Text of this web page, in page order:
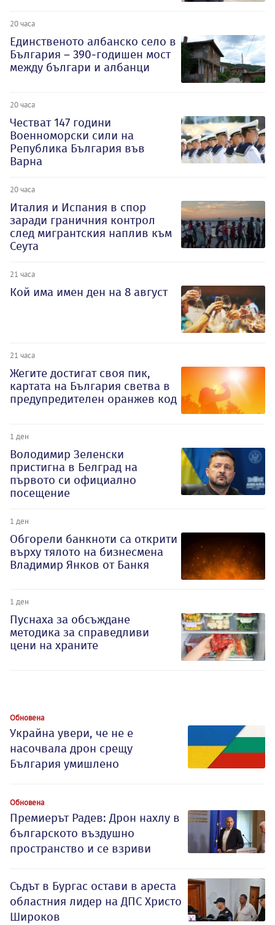
20 часа
Единственото албанско село в
България – 390-годишен мост
между българи и албанци
20 часа
Честват 147 години
Военноморски сили на
Република България във
Варна
20 часа
Италия и Испания в спор
заради граничния контрол
след мигрантския наплив към
Сеута
21 часа
Кой има имен ден на 8 август
21 часа
Жегите достигат своя пик,
картата на България светва в
предупредителен оранжев код
1 ден
Володимир Зеленски
пристигна в Белград на
първото си официално
посещение
1 ден
Обгорели банкноти са открити
върху тялото на бизнесмена
Владимир Янков от Банкя
1 ден
Пуснаха за обсъждане
методика за справедливи
цени на храните
Обновена
Украйна увери, че не е
насочвала дрон срещу
България умишлено
Обновена
Премиерът Радев: Дрон нахлу в
българското въздушно
пространство и се взриви
Съдът в Бургас остави в ареста
областния лидер на ДПС Христо
Широков